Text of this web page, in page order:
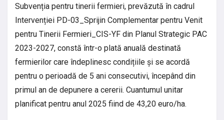
Subvenția pentru tinerii fermieri, prevăzută în cadrul
Intervenției PD-03_Sprijin Complementar pentru Venit
pentru Tinerii Fermieri_CIS-YF din Planul Strategic PAC
2023-2027, constă într-o plată anuală destinată
fermierilor care îndeplinesc condițiile și se acordă
pentru o perioadă de 5 ani consecutivi, începând din
primul an de depunere a cererii. Cuantumul unitar
planificat pentru anul 2025 fiind de 43,20 euro/ha.